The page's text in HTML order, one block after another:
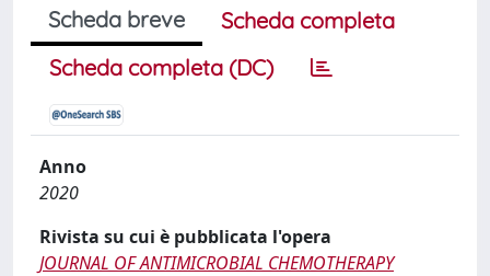
Scheda breve
Scheda completa
Scheda completa (DC)
Anno
2020
Rivista su cui è pubblicata l'opera
JOURNAL OF ANTIMICROBIAL CHEMOTHERAPY